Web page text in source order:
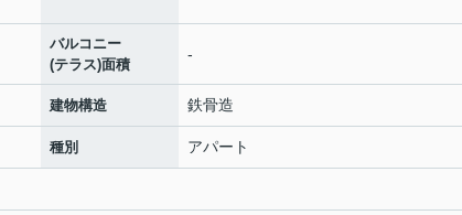
バルコニー
(テラス)面積
-
建物構造 鉄骨造
種別 アパート